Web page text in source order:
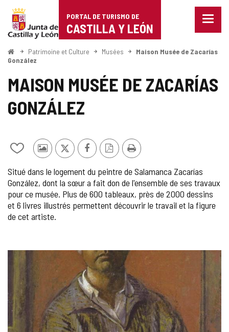
Portal
de
Turismo
de
Castilla
PORTAL DE TURISMO DE
CASTILLA Y LEÓN
Menu
les
<
Accueil
Patrimoine et Culture Musées
Maison Musée de Zacarías
González
MAISON MUSÉE DE ZACARÍAS
GONZÁLEZ
Ajouter/retirer
contenu
de
cahiers
Photos
touristes
X FacebookVersionImprimer
Situé dans le logement du peintre de Salamanca Zacarías
González, dont la sœur a fait don de l'ensemble de ses travaux
pour ce musée. Plus de 600 tableaux, près de 2000 dessins
et 6 livres illustrés permettent découvrir le travail et la figure
de cet artiste.
GALERIE
DES
IMAGES